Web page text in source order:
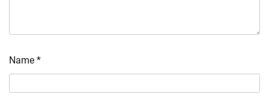
Name *